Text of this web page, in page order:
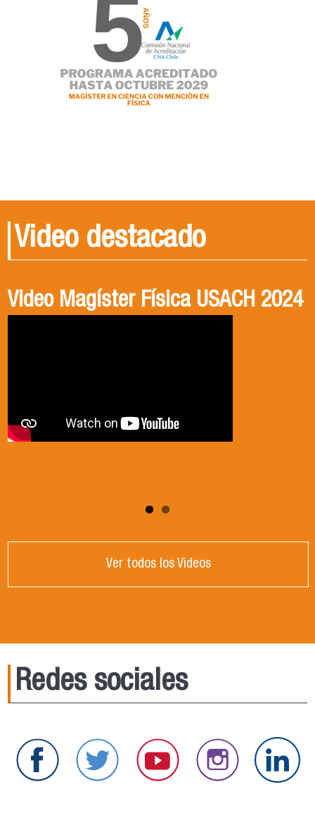
Video destacado
Video Magíster Física USACH 2024
Video Doctorado Física USACH
Ver todos los Videos
Redes sociales